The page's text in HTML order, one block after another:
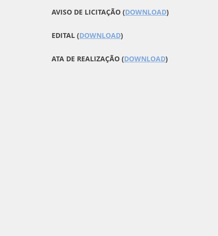
AVISO DE LICITAÇÃO (DOWNLOAD)
EDITAL (DOWNLOAD)
ATA DE REALIZAÇÃO (DOWNLOAD)